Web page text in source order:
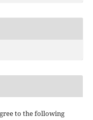
to the following